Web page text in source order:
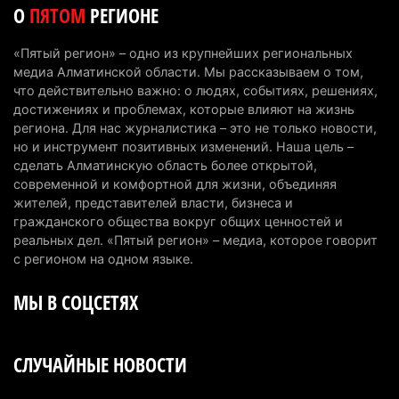
7 августа 2026 г. 16:57
Казахстанские абитуриенты узнали, кто получил
образовательные гранты
7 августа 2026 г. 15:24 281
Онкопациентов в Алматинской области лечат в
морских контейнерах
7 августа 2026 г. 11:24
В Талгарском районе загорелись строительные
отходы: пожар охватил 300 квадратных метров
7 августа 2026 г. 09:52
увидеть долги своего дома в квитанциях за свет
ОПЯТОМ РЕГИОНЕ
«Пятый регион» – одно из крупнейших региональных
медиа Алматинской области. Мы рассказываем о том,
что действительно важно: о людях, событиях, решениях,
достижениях и проблемах, которые влияют на жизнь
региона. Для нас журналистика – это не только новости,
но и инструмент позитивных изменений. Наша цель –
сделать Алматинскую область более открытой,
современной и комфортной для жизни, объединяя
жителей, представителей власти, бизнеса и
гражданского общества вокруг общих ценностей и
реальных дел. «Пятый регион» – медиа, которое говорит
с регионом на одном языке.
МЫ В СОЦСЕТЯХ
СЛУЧАЙНЫЕ НОВОСТИ